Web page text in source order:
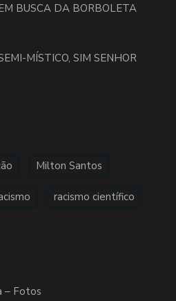
BUSCA DA BORBOLETA
MÍSTICO, SIM SENHOR
Milton Santos
racismo científico
– Fotos